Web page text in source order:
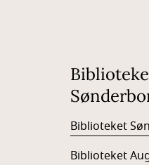
Biblioteket
Biblioteket